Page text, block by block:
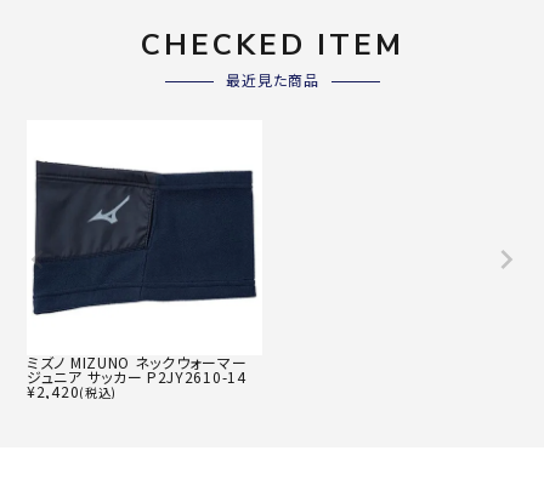
CHECKED ITEM
最近見た商品
ミズノ MIZUNO ネックウォーマー
ジュニア サッカー P2JY2610-14
¥2,420(税込)